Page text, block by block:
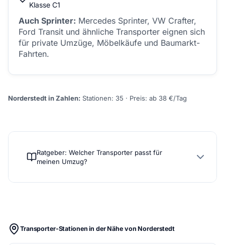
Klasse C1
Auch Sprinter: Mercedes Sprinter, VW Crafter,
Ford Transit und ähnliche Transporter eignen sich
für private Umzüge, Möbelkäufe und Baumarkt-
Fahrten.
Norderstedt in Zahlen: Stationen: 35 · Preis: ab 38 €/Tag
Ratgeber: Welcher Transporter passt für
meinen Umzug?
Transporter-Stationen in der Nähe von Norderstedt